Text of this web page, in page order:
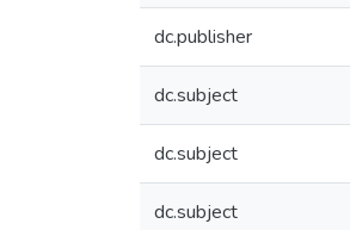
dc.publisher
dc.subject
dc.subject
dc.subject